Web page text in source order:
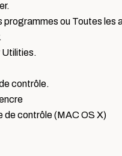
programmes ou Toutes les
Utilities.
contrôle.
de contrôle (MAC OS X)